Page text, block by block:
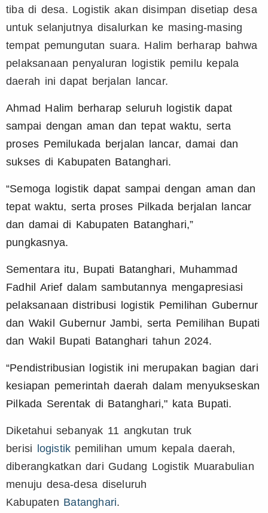
tiba di desa. Logistik akan disimpan disetiap desa
untuk selanjutnya disalurkan ke masing-masing
tempat pemungutan suara. Halim berharap bahwa
pelaksanaan penyaluran logistik pemilu kepala
daerah ini dapat berjalan lancar.
Ahmad Halim berharap seluruh logistik dapat
sampai dengan aman dan tepat waktu, serta
proses Pemilukada berjalan lancar, damai dan
sukses di Kabupaten Batanghari.
“Semoga logistik dapat sampai dengan aman dan
tepat waktu, serta proses Pilkada berjalan lancar
dan damai di Kabupaten Batanghari,”
pungkasnya.
Sementara itu, Bupati Batanghari, Muhammad
Fadhil Arief dalam sambutannya mengapresiasi
pelaksanaan distribusi logistik Pemilihan Gubernur
dan Wakil Gubernur Jambi, serta Pemilihan Bupati
dan Wakil Bupati Batanghari tahun 2024.
“Pendistribusian logistik ini merupakan bagian dari
kesiapan pemerintah daerah dalam menyukseskan
Pilkada Serentak di Batanghari," kata Bupati.
Diketahui sebanyak 11 angkutan truk
berisi
logistik pemilihan umum kepala daerah,
diberangkatkan dari Gudang Logistik Muarabulian
menuju desa-desa diseluruh
Kabupaten Batanghari.